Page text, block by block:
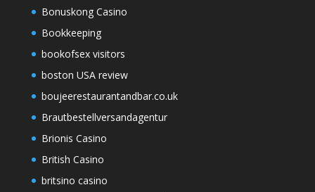
Bonuskong Casino
Bookkeeping
bookofsex visitors
boston USA review
boujeerestaurantandbar.co.uk
Brautbestellversandagentur
Brionis Casino
British Casino
britsino casino